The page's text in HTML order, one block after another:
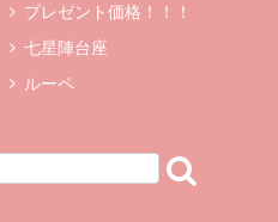
プレゼント価格！！！
七星陣台座
ルーペ